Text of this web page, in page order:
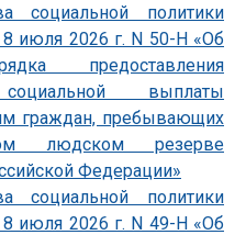
социальной политики
июля 2026 г. N 50-Н «Об
предоставления
выплаты
граждан, пребывающих
людском резерве
Федерации»
социальной политики
июля 2026 г. N 49-Н «Об